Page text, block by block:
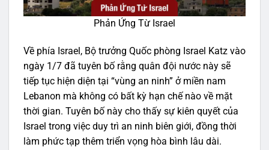
Phản Ứng Từ Israel
Về phía Israel, Bộ trưởng Quốc phòng Israel Katz vào
ngày 1/7 đã tuyên bố rằng quân đội nước này sẽ
tiếp tục hiện diện tại “vùng an ninh” ở miền nam
Lebanon mà không có bất kỳ hạn chế nào về mặt
thời gian. Tuyên bố này cho thấy sự kiên quyết của
Israel trong việc duy trì an ninh biên giới, đồng thời
làm phức tạp thêm triển vọng hòa bình lâu dài.